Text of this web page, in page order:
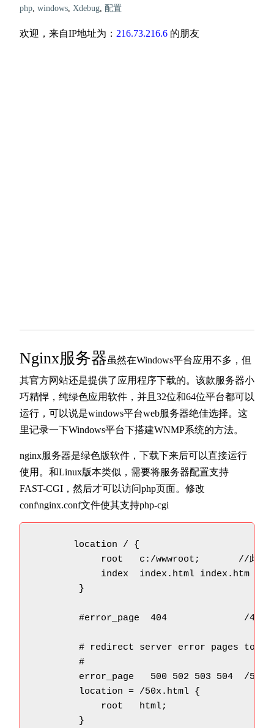
php, windows, Xdebug, 配置
欢迎，来自IP地址为： 216.73.216.6的朋友
Nginx服务器虽然在Windows平台应用不多，但
其官方网站还是提供了应用程序下载的。该款服务器小
巧精悍，纯绿色应用软件，并且32位和64位平台都可以
运行，可以说是windows平台web服务器绝佳选择。这
里记录一下Windows平台下搭建WNMP系统的方法。
nginx服务器是绿色版软件，下载下来后可以直接运行
使用。和Linux版本类似，需要将服务器配置支持
FAST-CGI，然后才可以访问php页面。修改
conf\nginx.conf文件使其支持php-cgi
       location / {
root   c:/wwwroot;       //此处修
index  index.html index.htm
        }
#error_page  404              /
# redirect server error pages to
        #
error_page   500 502 503 504  /
        location = /50x.html {
            root   html;
        }